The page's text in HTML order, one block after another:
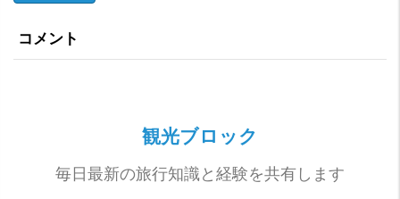
コメント
観光ブロック
毎日最新の旅行知識と経験を共有します